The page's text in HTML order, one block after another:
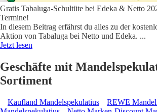
Gratis Tabaluga-Schultüte bei Edeka & Netto
Termine!
In diesem Beitrag erfährst du alles zu der
Aktion von Tabaluga bei Netto und Edeka. ...
Jetzt lesen
Geschäfte mit
Sortiment
Kaufland Mandelspekulatius REWE